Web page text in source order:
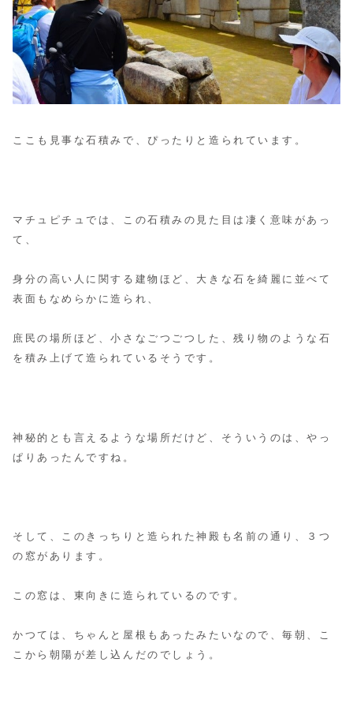
ここも見事な石積みで、ぴったりと造られています。
マチュピチュでは、この石積みの見た目は凄く意味があっ
て、
身分の高い人に関する建物ほど、大きな石を綺麗に並べて
表面もなめらかに造られ、
庶民の場所ほど、小さなごつごつした、残り物のような石
を積み上げて造られているそうです。
神秘的とも言えるような場所だけど、そういうのは、やっ
ぱりあったんですね。
そして、このきっちりと造られた神殿も名前の通り、３つ
の窓があります。
この窓は、東向きに造られているのです。
かつては、ちゃんと屋根もあったみたいなので、毎朝、こ
こから朝陽が差し込んだのでしょう。